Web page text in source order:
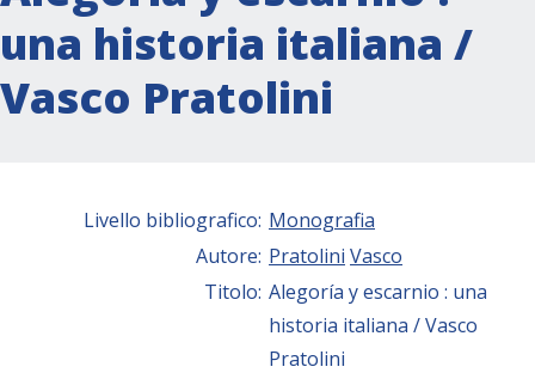
una historia italiana /
Vasco Pratolini
Livello bibliografico: Monografia
Autore: Pratolini Vasco
Titolo: Alegoría y escarnio : una
historia italiana / Vasco
Pratolini